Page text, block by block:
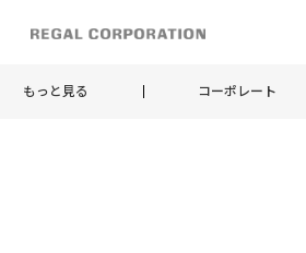
もっと見る コーポレート